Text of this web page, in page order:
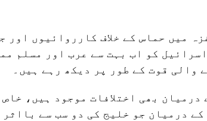
میں حماس کے خلاف کارروائیوں اور
کو اب بہت سے عرب اور مسلم
والی قوت کے طور پر دیکھ رہے ہیں۔
درمیان بھی اختلافات موجود ہیں،
کے درمیان جو خلیج کی دو سب سے